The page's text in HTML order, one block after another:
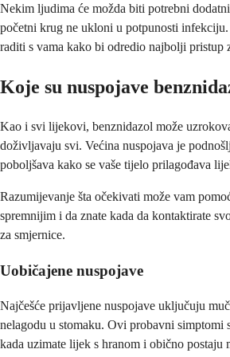
Nekim ljudima će možda biti potrebni
početni krug ne ukloni u potpunosti
raditi s vama kako bi odredio najbolji pristup
Koje su nuspojave
Kao i svi lijekovi, benznidazol može
doživljavaju svi. Većina nuspojava je
poboljšava kako se vaše tijelo prilagođava
Razumijevanje šta očekivati može vam
spremnijim i da znate kada da kontaktirate
za smjernice.
Uobičajene nuspojave
Najčešće prijavljene nuspojave uključuju
nelagodu u stomaku. Ovi probavni simptomi
kada uzimate lijek s hranom i obično postaju